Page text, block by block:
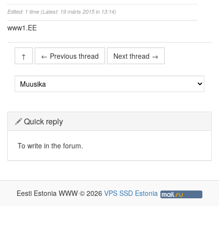
Edited: 1 time (Latest: 19 märts 2015 in 13:14)
www1.EE
↑ ← Previous thread Next thread →
Quick reply
To write in the forum.
Eesti Estonia WWW © 2026 VPS SSD Estonia